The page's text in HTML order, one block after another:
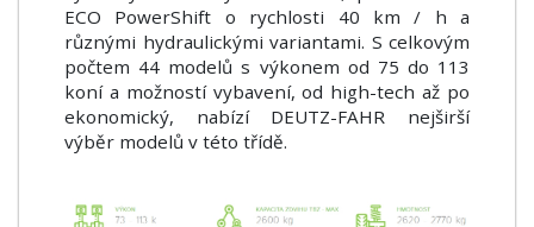
ECO PowerShift o rychlosti 40 km / h a
různými hydraulickými variantami. S celkovým
počtem 44 modelů s výkonem od 75 do 113
koní a možností vybavení, od high-tech až po
ekonomický, nabízí DEUTZ-FAHR nejširší
výběr modelů v této třídě.